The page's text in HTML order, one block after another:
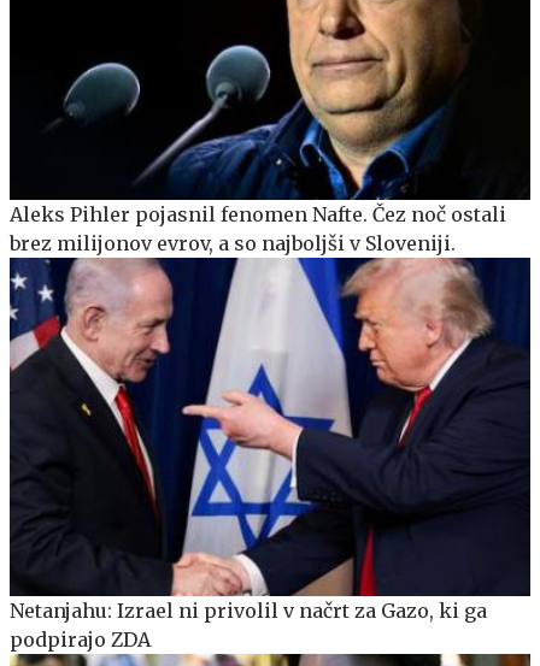
Aleks Pihler pojasnil fenomen Nafte. Čez noč ostali
brez milijonov evrov, a so najboljši v Sloveniji.
Netanjahu: Izrael ni privolil v načrt za Gazo, ki ga
podpirajo ZDA